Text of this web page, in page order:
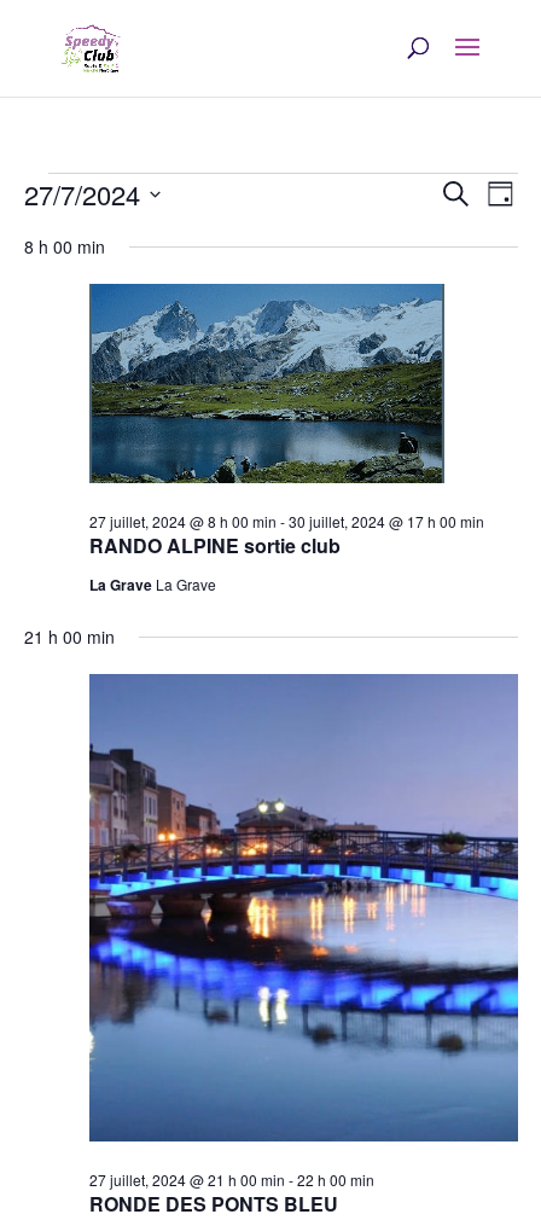
Évènements
for
juillet,
2024
et
de
vues
Recherche
Jour
27/7/2024
une
8 h 00 min
RANDO ALPINE sortie club
27 juillet, 2024 @ 8 h 00 min -30 juillet, 2024 @ 17 h 00 min
La Grave La Grave
21 h 00 min
RONDE DES PONTS BLEU
27 juillet, 2024 @ 21 h 00 min -22 h 00 min